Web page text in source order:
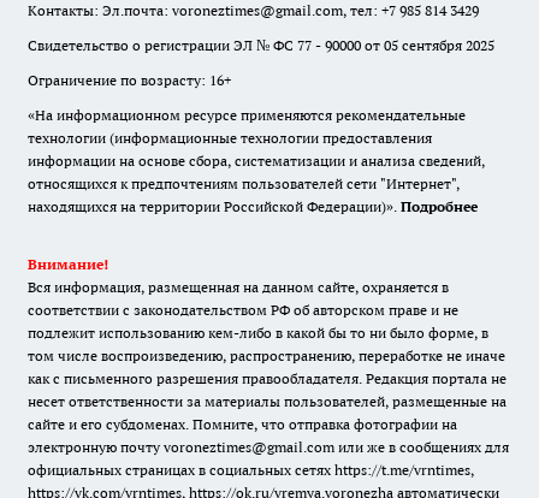
Контакты: Эл.почта: voroneztimes@gmail.com, тел: +7 985 814 3429
Свидетельство о регистрации ЭЛ № ФС 77 - 90000 от 05 сентября 2025
Ограничение по возрасту: 16+
«На информационном ресурсе применяются рекомендательные
технологии (информационные технологии предоставления
информации на основе сбора, систематизации и анализа сведений,
относящихся к предпочтениям пользователей сети "Интернет",
находящихся на территории Российской Федерации)». Подробнее
Внимание!
Вся информация, размещенная на данном сайте, охраняется в
соответствии с законодательством РФ об авторском праве и не
подлежит использованию кем-либо в какой бы то ни было форме, в
том числе воспроизведению, распространению, переработке не иначе
как с письменного разрешения правообладателя. Редакция портала не
несет ответственности за материалы пользователей, размещенные на
сайте и его субдоменах. Помните, что отправка фотографии на
электронную почту voroneztimes@gmail.com или же в сообщениях для
официальных страницах в социальных сетях https://t.me/vrntimes,
https://vk.com/vrntimes, https://ok.ru/vremya.voronezha автоматически